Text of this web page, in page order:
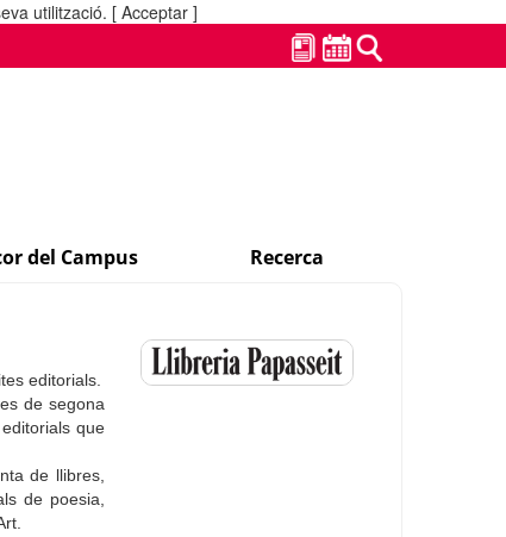
utilització. [ Acceptar ]
del Campus Recerca
editorials.
de segona
que
de llibres,
de poesia,